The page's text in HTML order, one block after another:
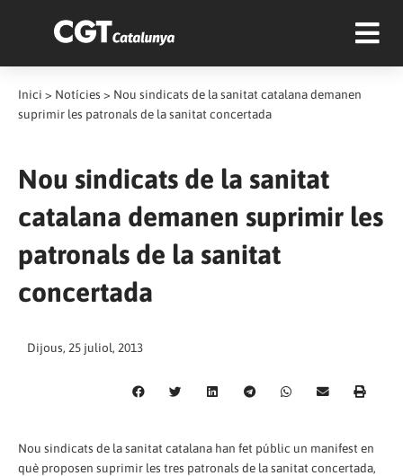
Inici > Notícies > Nou sindicats de la sanitat catalana demanen
suprimir les patronals de la sanitat concertada
Nou sindicats de la sanitat
catalana demanen suprimir les
patronals de la sanitat
concertada
Dijous, 25 juliol, 2013
Nou sindicats de la sanitat catalana han fet públic un manifest en
què proposen suprimir les tres patronals de la sanitat concertada,